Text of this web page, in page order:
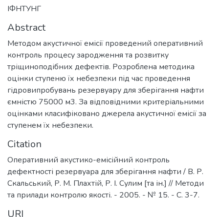
ІФНТУНГ
Abstract
Методом акустичної емісії проведений оперативний
контроль процесу зародження та розвитку
тріщиноподібних дефектів. Розроблена методика
оцінки ступеню їх небезпеки під час проведення
гідровипробувань резервуару для зберігання нафти
ємністю 75000 м3. За відповідними критеріальними
оцінками класифіковано джерела акустичної емісії за
ступенем їх небезпеки.
Citation
Оперативний акустико-емісійний контроль
дефектності резервуара для зберігання нафти / В. Р.
Скальський, Р. М. Плахтій, Р. І. Сулим [та ін.] // Методи
та прилади контролю якості. - 2005. - № 15. - С. 3-7.
URI